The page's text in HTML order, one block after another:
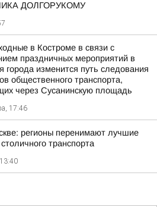
ДОЛГОРУКОМУ
в Костроме в связи с
праздничных мероприятий в
города изменится путь следования
общественного транспорта,
через Сусанинскую площадь
17:46
регионы перенимают лучшие
столичного транспорта